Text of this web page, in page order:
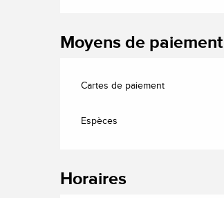
Moyens de paiement
Cartes de paiement
Espèces
Horaires